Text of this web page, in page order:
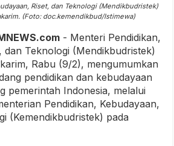
Riset, dan Teknologi (Mendikbudristek)
(Foto: doc.kemendikbud/Istimewa)
- Menteri Pendidikan,
dan Teknologi (Mendikbudristek)
Rabu (9/2), mengumumkan
pendidikan dan kebudayaan
pemerintah Indonesia, melalui
Pendidikan, Kebudayaan,
(Kemendikbudristek) pada